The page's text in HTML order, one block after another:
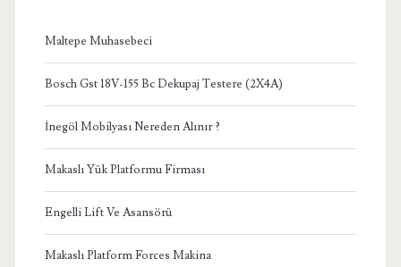
Maltepe Muhasebeci
Bosch Gst 18V-155 Bc Dekupaj Testere (2X4A)
İnegöl Mobilyası Nereden Alınır ?
Makaslı Yük Platformu Firması
Engelli Lift Ve Asansörü
Makaslı Platform Forces Makina